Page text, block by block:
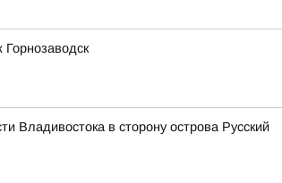
Владивостока в сторону острова Русский